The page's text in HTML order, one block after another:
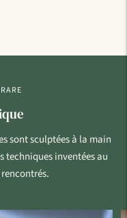
sont sculptées à la main
techniques inventées au